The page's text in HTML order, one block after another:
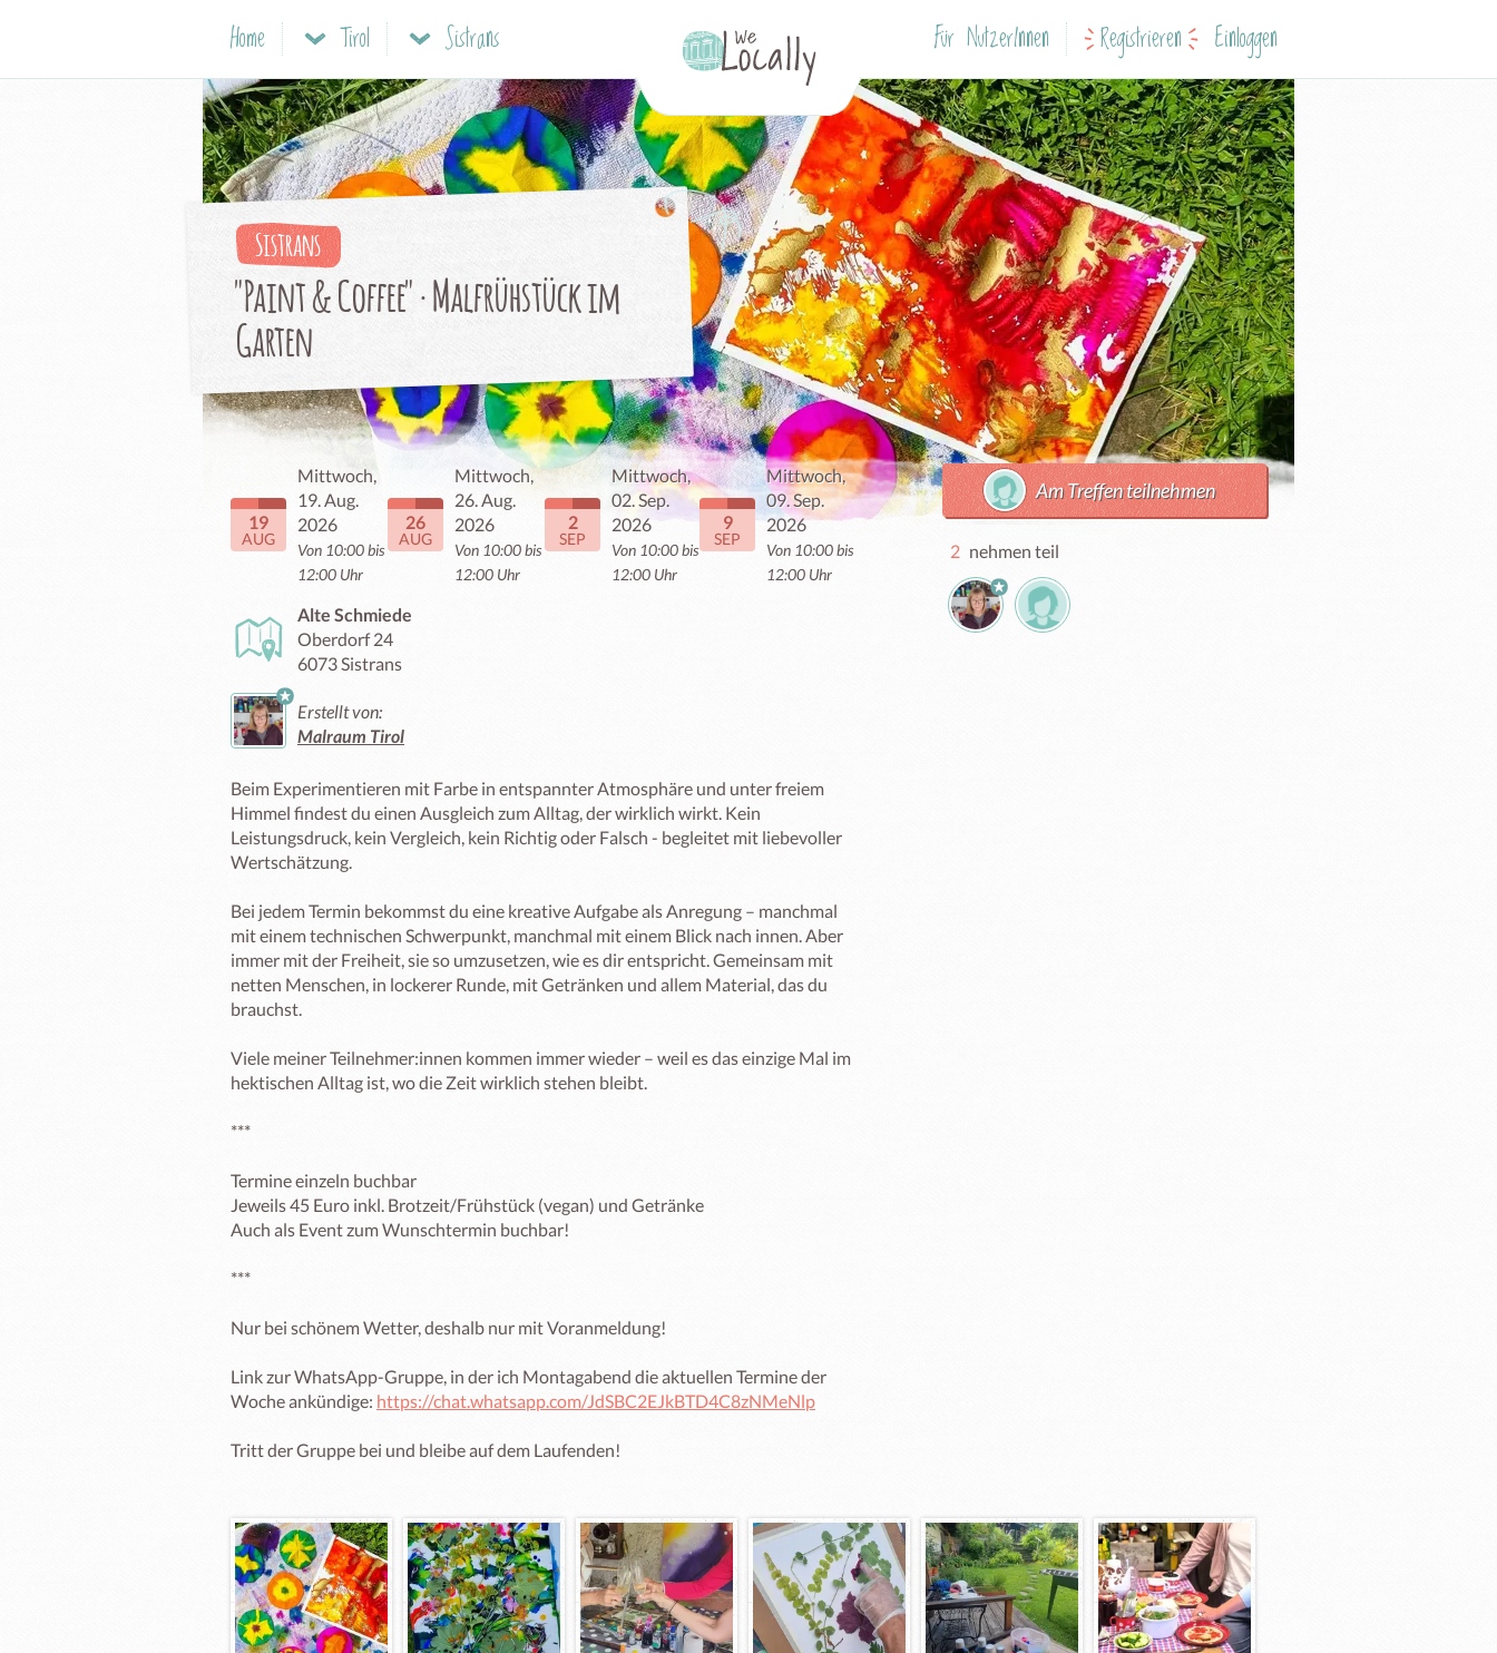
Home Tirol Sistrans Für NutzerInnen Registrieren Einloggen
Sistrans
"Paint & Coffee" · Malfrühstück im
Garten
19
AUG
Mittwoch,
19. Aug.
2026
Von 10:00 bis
12:00 Uhr
26
AUG
Mittwoch,
26. Aug.
2026
Von 10:00 bis
12:00 Uhr
2
SEP
Mittwoch,
02. Sep.
2026
Von 10:00 bis
12:00 Uhr
9
SEP
Mittwoch,
09. Sep.
2026
Von 10:00 bis
12:00 Uhr
Alte Schmiede
Oberdorf 24
6073 Sistrans
Erstellt von:
Malraum Tirol
Beim Experimentieren mit Farbe in entspannter Atmosphäre und unter freiem
Himmel findest du einen Ausgleich zum Alltag, der wirklich wirkt. Kein
Leistungsdruck, kein Vergleich, kein Richtig oder Falsch - begleitet mit liebevoller
Wertschätzung.
Bei jedem Termin bekommst du eine kreative Aufgabe als Anregung – manchmal
mit einem technischen Schwerpunkt, manchmal mit einem Blick nach innen. Aber
immer mit der Freiheit, sie so umzusetzen, wie es dir entspricht. Gemeinsam mit
netten Menschen, in lockerer Runde, mit Getränken und allem Material, das du
brauchst.
Viele meiner Teilnehmer:innen kommen immer wieder – weil es das einzige Mal im
hektischen Alltag ist, wo die Zeit wirklich stehen bleibt.
***
Termine einzeln buchbar
Jeweils 45 Euro inkl. Brotzeit/Frühstück (vegan) und Getränke
Auch als Event zum Wunschtermin buchbar!
***
Nur bei schönem Wetter, deshalb nur mit Voranmeldung!
Link zur WhatsApp-Gruppe, in der ich Montagabend die aktuellen Termine der
Woche ankündige: https://chat.whatsapp.com/JdSBC2EJkBTD4C8zNMeNlp
Tritt der Gruppe bei und bleibe auf dem Laufenden!
Am Treffen teilnehmen
2 nehmen teil